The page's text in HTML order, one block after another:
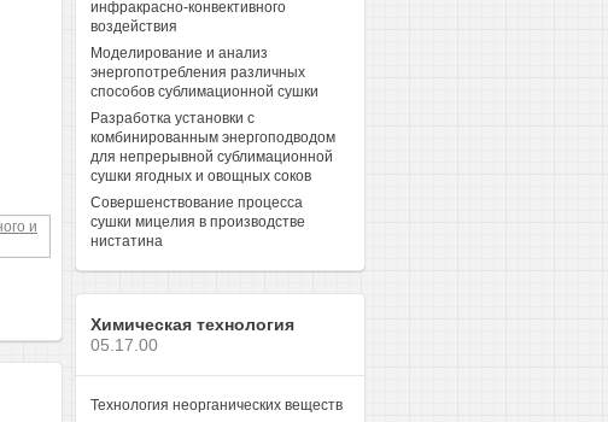
инфракрасно-конвективного
воздействия
Моделирование и анализ
энергопотребления различных
способов сублимационной сушки
Разработка установки с
комбинированным энергоподводом
для непрерывной сублимационной
сушки ягодных и овощных соков
Совершенствование процесса
сушки мицелия в производстве
нистатина
Химическая технология
05.17.00
Технология неорганических веществ